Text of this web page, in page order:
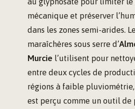
mécanique et préserver
dans les zones semi-arides.
maraîchères sous serre d’
Murcie l’utilisent pour
entre deux cycles de
régions à faible
est perçu comme un outil de